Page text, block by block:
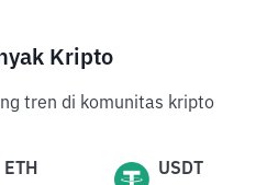
Kripto
tren di komunitas kripto
ETH USDT